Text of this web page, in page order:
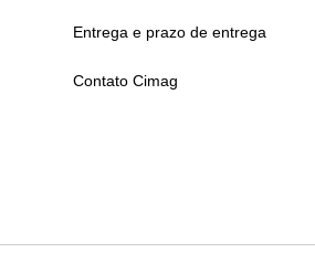
Entrega e prazo de entrega
Contato Cimag